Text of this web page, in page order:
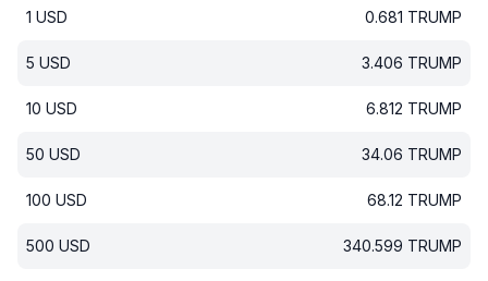
1 USD 0.681 TRUMP
5 USD 3.406 TRUMP
10 USD 6.812 TRUMP
50 USD 34.06 TRUMP
100 USD 68.12 TRUMP
500 USD 340.599 TRUMP